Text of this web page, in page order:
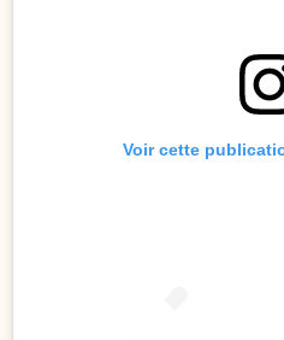
Voir cette